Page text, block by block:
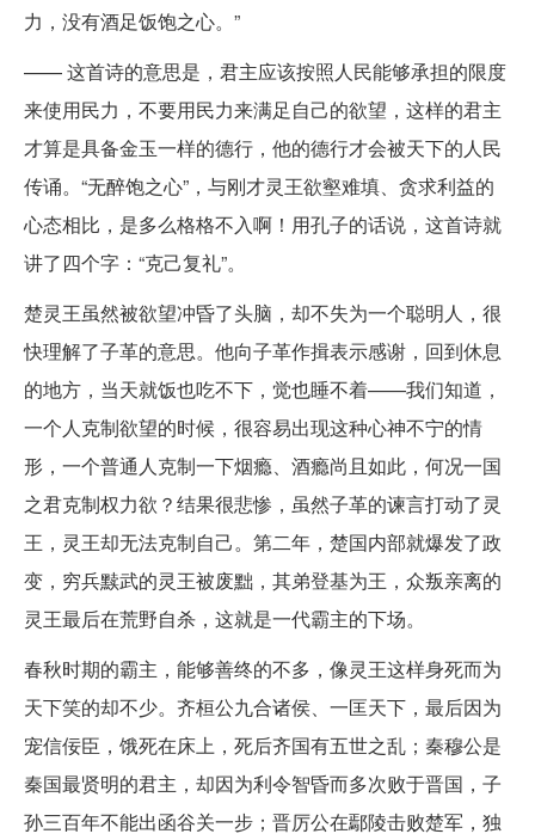
力，没有酒足饭饱之心。”
—— 这首诗的意思是，君主应该按照人民能够承担的限度
来使用民力，不要用民力来满足自己的欲望，这样的君主
才算是具备金玉一样的德行，他的德行才会被天下的人民
传诵。“无醉饱之心”，与刚才灵王欲壑难填、贪求利益的
心态相比，是多么格格不入啊！用孔子的话说，这首诗就
讲了四个字：“克己复礼”。
楚灵王虽然被欲望冲昏了头脑，却不失为一个聪明人，很
快理解了子革的意思。他向子革作揖表示感谢，回到休息
的地方，当天就饭也吃不下，觉也睡不着——我们知道，
一个人克制欲望的时候，很容易出现这种心神不宁的情
形，一个普通人克制一下烟瘾、酒瘾尚且如此，何况一国
之君克制权力欲？结果很悲惨，虽然子革的谏言打动了灵
王，灵王却无法克制自己。第二年，楚国内部就爆发了政
变，穷兵黩武的灵王被废黜，其弟登基为王，众叛亲离的
灵王最后在荒野自杀，这就是一代霸主的下场。
春秋时期的霸主，能够善终的不多，像灵王这样身死而为
天下笑的却不少。齐桓公九合诸侯、一匡天下，最后因为
宠信佞臣，饿死在床上，死后齐国有五世之乱；秦穆公是
秦国最贤明的君主，却因为利令智昏而多次败于晋国，子
孙三百年不能出函谷关一步；晋厉公在鄢陵击败楚军，独